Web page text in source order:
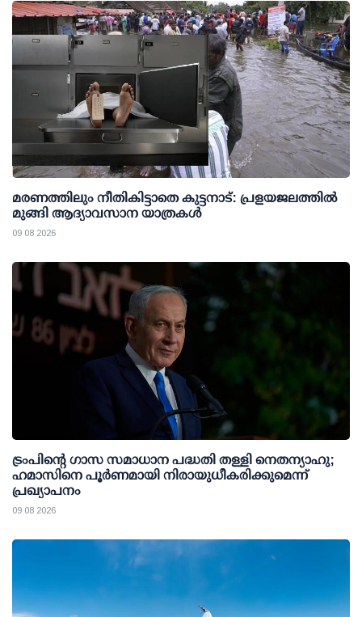
മരണത്തിലും നീതികിട്ടാതെ കുട്ടനാട്: പ്രളയജലത്തില്‍
മുങ്ങി ആദ്യാവസാന യാത്രകള്‍
09 08 2026
ട്രംപിന്റെ ഗാസ സമാധാന പദ്ധതി തള്ളി നെതന്യാഹു;
ഹമാസിനെ പൂര്‍ണമായി നിരായുധീകരിക്കുമെന്ന്
പ്രഖ്യാപനം
09 08 2026